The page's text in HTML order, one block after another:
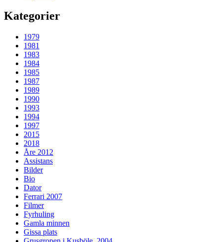
Kategorier
1979
1981
1983
1984
1985
1987
1989
1990
1993
1994
1997
2015
2018
Åre 2012
Assistans
Bilder
Bio
Dator
Ferrari 2007
Filmer
Fyrhuling
Gamla minnen
Gissa plats